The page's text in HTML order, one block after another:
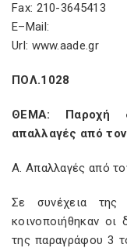
Fax: 210-3645413
E–Mail:
Url: www.aade.gr
ΠΟΛ.1028
ΘΕΜΑ: Παροχή
απαλλαγές από
Α. Απαλλαγές από
Σε συνέχεια της
κοινοποιήθηκαν οι
της παραγράφου 3